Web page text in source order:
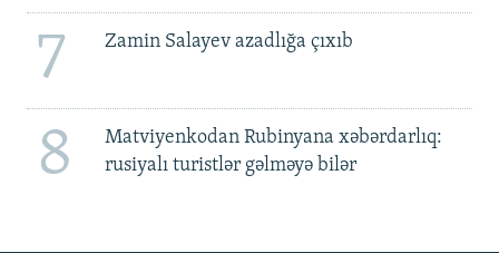
7 Zamin Salayev azadlığa çıxıb
8
Matviyenkodan Rubinyana xəbərdarlıq:
rusiyalı turistlər gəlməyə bilər